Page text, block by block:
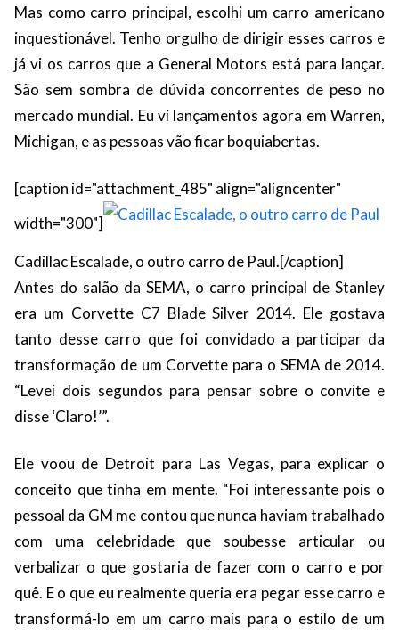
Mas como carro principal, escolhi um carro americano
inquestionável. Tenho orgulho de dirigir esses carros e
já vi os carros que a General Motors está para lançar.
São sem sombra de dúvida concorrentes de peso no
mercado mundial. Eu vi lançamentos agora em Warren,
Michigan, e as pessoas vão ficar boquiabertas.
[caption id="attachment_485" align="aligncenter"
width="300"]
Cadillac Escalade, o outro carro de Paul.[/caption]
Antes do salão da SEMA, o carro principal de Stanley
era um Corvette C7 Blade Silver 2014. Ele gostava
tanto desse carro que foi convidado a participar da
transformação de um Corvette para o SEMA de 2014.
“Levei dois segundos para pensar sobre o convite e
disse ‘Claro!’”.
Ele voou de Detroit para Las Vegas, para explicar o
conceito que tinha em mente. “Foi interessante pois o
pessoal da GM me contou que nunca haviam trabalhado
com uma celebridade que soubesse articular ou
verbalizar o que gostaria de fazer com o carro e por
quê. E o que eu realmente queria era pegar esse carro e
transformá-lo em um carro mais para o estilo de um